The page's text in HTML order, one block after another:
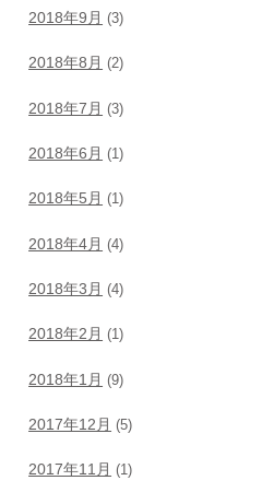
2018年9月 (3)
2018年8月 (2)
2018年7月 (3)
2018年6月 (1)
2018年5月 (1)
2018年4月 (4)
2018年3月 (4)
2018年2月 (1)
2018年1月 (9)
2017年12月 (5)
2017年11月 (1)